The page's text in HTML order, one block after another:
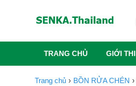
TRANG CHỦ GIỚI
Trang chủ BỒN RỬA CHÉN